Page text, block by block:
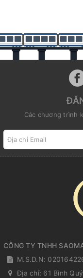
Các chương trình
CÔNG TY TNHH
M.S.D.N:
Địa chỉ: 61 Bình